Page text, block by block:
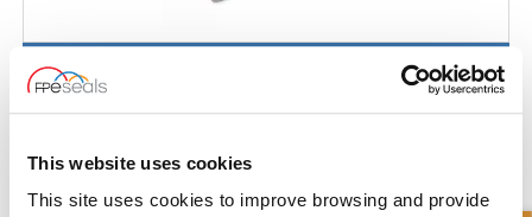
This website uses cookies
This site uses cookies to improve browsing and provide
Kit di Sostituzione Caterpillar®